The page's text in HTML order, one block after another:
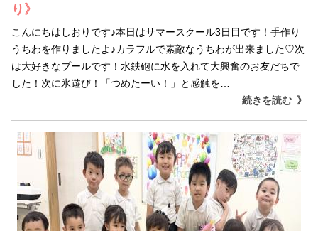
り》
こんにちはしおりです♪本日はサマースクール3日目です！手作り
うちわを作りましたよ♪カラフルで素敵なうちわが出来ました♡次
は大好きなプールです！水鉄砲に水を入れて大興奮のお友だちで
した！次に氷遊び！「つめたーい！」と感触を…
続きを読む